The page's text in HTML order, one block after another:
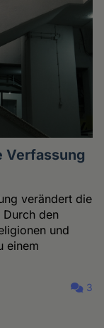
Verfassung
verändert die
den
und
einem
3